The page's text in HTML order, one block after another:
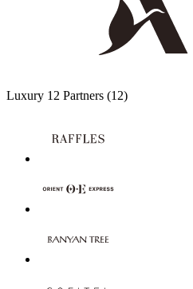
Luxury 12 Partners (12)